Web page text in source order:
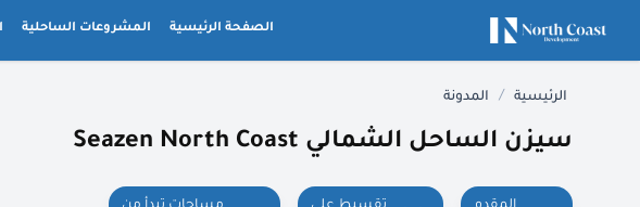
الصفحة الرئيسية المشروعات الساحلية
الرئيسية / المدونة
سيزن الساحل الشمالي Seazen North Coast